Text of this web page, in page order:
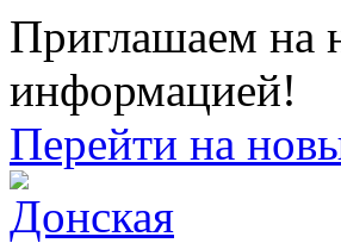
Приглашаем на
информацией!
Перейти на